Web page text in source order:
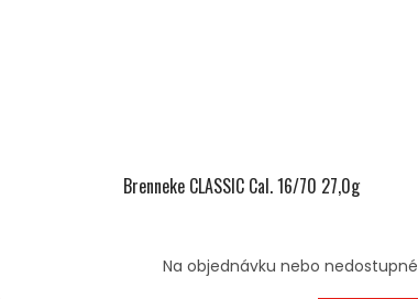
Brenneke CLASSIC Cal. 16/70 27,0g
Na objednávku nebo nedostupné